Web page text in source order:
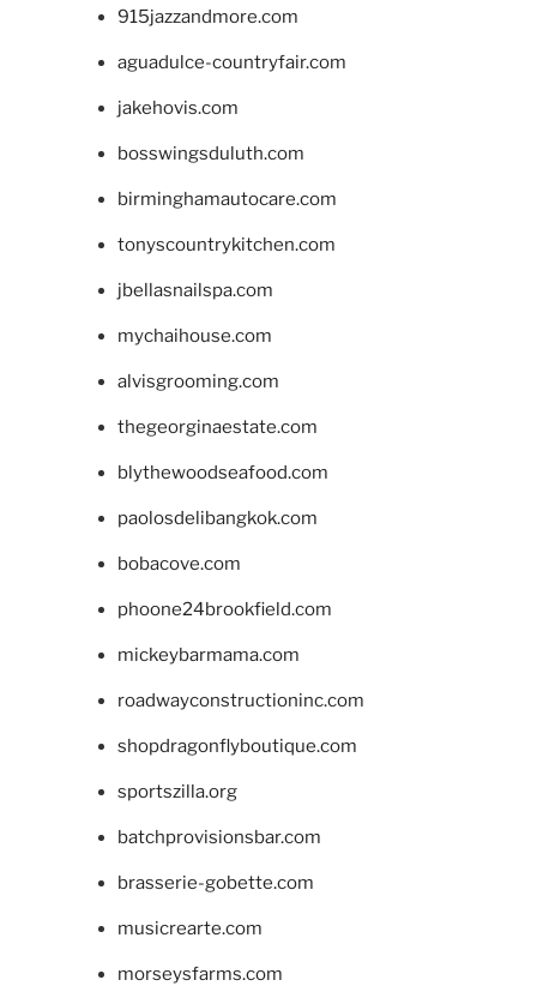
915jazzandmore.com
aguadulce-countryfair.com
jakehovis.com
bosswingsduluth.com
birminghamautocare.com
tonyscountrykitchen.com
jbellasnailspa.com
mychaihouse.com
alvisgrooming.com
thegeorginaestate.com
blythewoodseafood.com
paolosdelibangkok.com
bobacove.com
phoone24brookfield.com
mickeybarmama.com
roadwayconstructioninc.com
shopdragonflyboutique.com
sportszilla.org
batchprovisionsbar.com
brasserie-gobette.com
musicrearte.com
morseysfarms.com